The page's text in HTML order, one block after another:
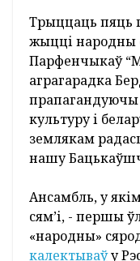
Трыццаць пяць
жыцці народны